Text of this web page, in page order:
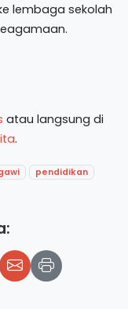
lembaga sekolah
atau langsung di
.
pendidikan